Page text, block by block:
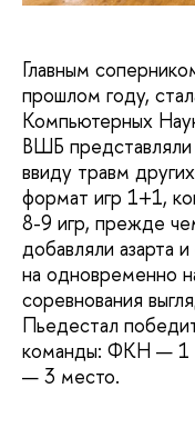
Главным
прошлом году,
Компьютерных
ВШБ представляли
ввиду травм
формат игр 1+1,
8-9 игр, прежде
добавляли азарта
на одновременно
соревнования
Пьедестал
команды: ФКН —
— 3 место.